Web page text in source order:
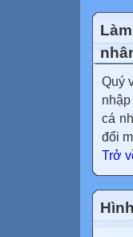
Quý
cá
đổi
Trở